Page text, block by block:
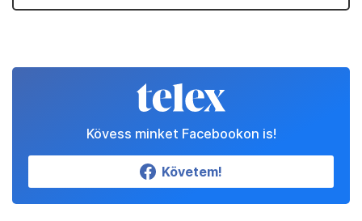
Kövess minket Facebookon is!
Követem!